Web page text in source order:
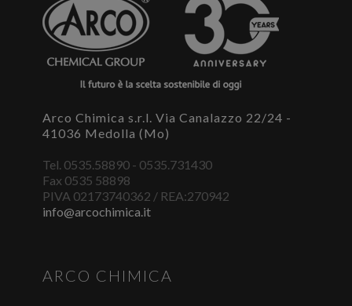
Arco Chimica s.r.l. Via Canalazzo 22/24 -
41036 Medolla (Mo)
Tel. 0535.58890 - 0535.731430
Fax 0535 58898
PIVA 02173740362 / REA:270942
info@arcochimica.it
ARCO CHIMICA
Per scaricare le schede di sicurezza e le schede tecniche è
necessario accedere al portale. Se ancora non hai un
account puoi effettuare la registrazione del tuo profilo e
ottenere le credenziali di accesso.